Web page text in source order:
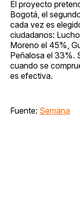
El proyecto
Bogotá, el
cada vez es
ciudadanos:
Moreno el 45%,
Peñalosa el 33%.
cuando se
es efectiva.
Fuente: Semana